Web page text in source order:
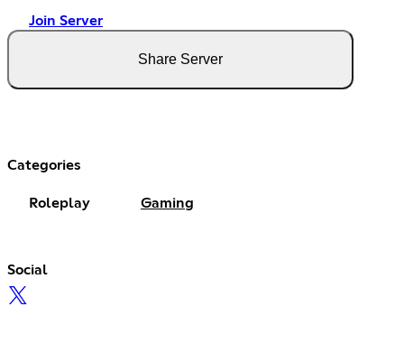
Join Server
Share Server
Categories
Roleplay Gaming
Social